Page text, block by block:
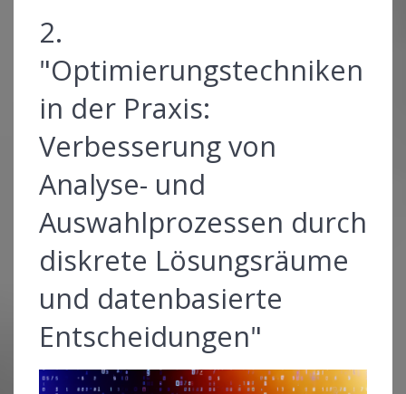
2.
"Optimierungstechniken
in der Praxis:
Verbesserung von
Analyse- und
Auswahlprozessen durch
diskrete Lösungsräume
und datenbasierte
Entscheidungen"